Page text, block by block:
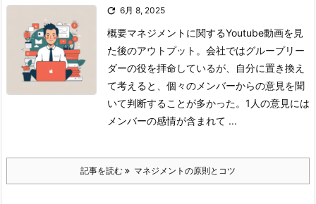
 6月 8, 2025
概要マネジメントに関するYoutube動画を見
た後のアウトプット。 会社ではグループリー
ダーの役を拝命しているが、自分に置き換え
て考えると、個々のメンバーからの意見を聞
いて判断することが多かった。1人の意見には
メンバーの感情が含まれて ...
記事を読む マネジメントの原則とコツ